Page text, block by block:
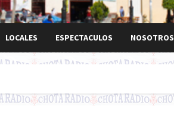
LOCALES ESPECTACULOS NOSOTROS